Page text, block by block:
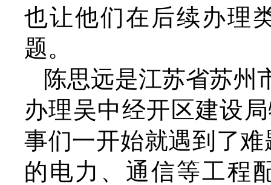
也让他们在后续办理
题。
陈思远是江苏省苏州
办理吴中经开区建设
事们一开始就遇到了
的电力、通信等工程